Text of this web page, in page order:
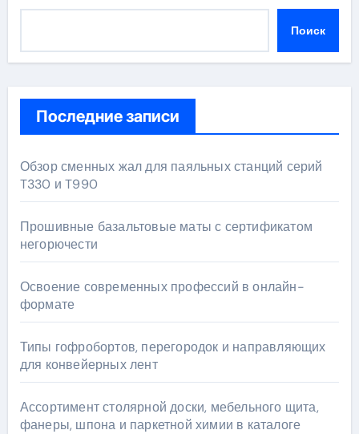
Поиск
Последние записи
Обзор сменных жал для паяльных станций серий
T330 и T990
Прошивные базальтовые маты с сертификатом
негорючести
Освоение современных профессий в онлайн-
формате
Типы гофробортов, перегородок и направляющих
для конвейерных лент
Ассортимент столярной доски, мебельного щита,
фанеры, шпона и паркетной химии в каталоге